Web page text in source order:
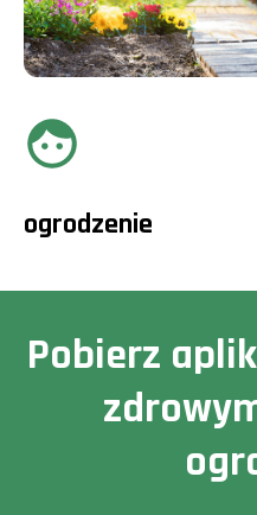
ogrodzenie
Pobierz